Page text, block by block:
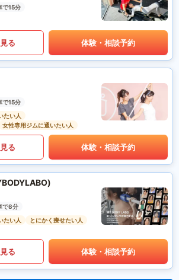
で15分
る 体験・相談予約
で15分
たい人
女性専用ジムに通いたい人
る 体験・相談予約
で8分
たい人
とにかく痩せたい人
る 体験・相談予約